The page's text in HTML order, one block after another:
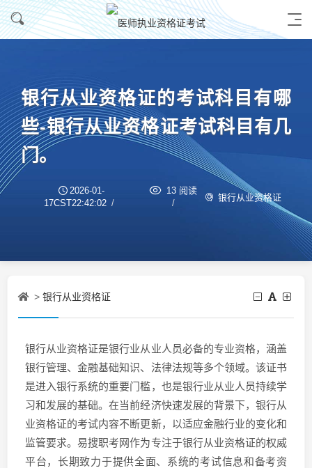
银行从业资格证的考试科目有哪
些-银行从业资格证考试科目有几
门。
2026-01-
17CST22:42:02
13 阅读 银行从业资格证
> 银行从业资格证
银行从业资格证是银行业从业人员必备的专业资格，涵盖
银行管理、金融基础知识、法律法规等多个领域。该证书
是进入银行系统的重要门槛，也是银行业从业人员持续学
习和发展的基础。在当前经济快速发展的背景下，银行从
业资格证的考试内容不断更新，以适应金融行业的变化和
监管要求。易搜职考网作为专注于银行从业资格证的权威
平台，长期致力于提供全面、系统的考试信息和备考资